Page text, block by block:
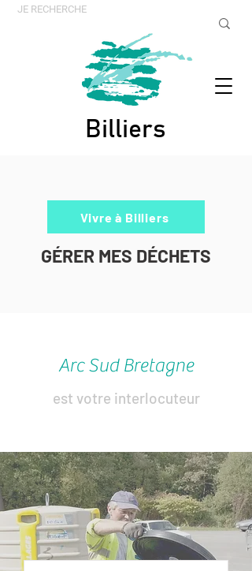
Billiers
Vivre à Billiers
GÉRER MES DÉCHETS
Arc Sud Bretagne
est votre interlocuteur